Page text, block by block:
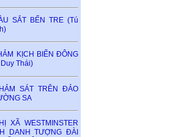
SẮT BẾN TRE (Tú
KỊCH BIỂN ĐÔNG
Thái)
SÁT TRÊN ĐẢO
SA
XÃ WESTMINSTER
DANH TƯỢNG ĐÀI